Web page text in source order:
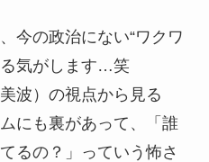
今の政治にない“ワクワ
る気がします…笑
波）の視点から見る
にも裏があって、「誰
るの？」っていう怖さ